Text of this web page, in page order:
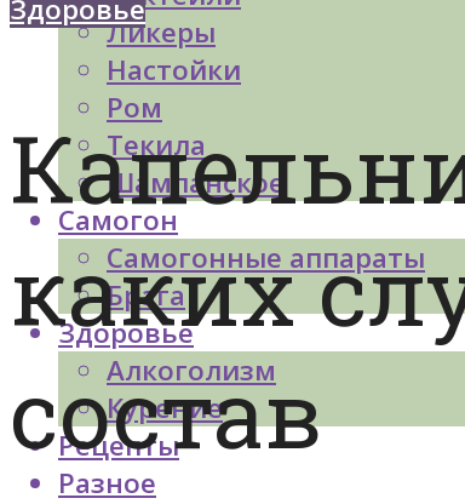
Ликеры
Настойки
Ром
Текила
Шампанское
Самогон
Самогонные аппараты
Брага
Здоровье
Алкоголизм
Курение
Рецепты
Разное
Здоровье
каких
состав